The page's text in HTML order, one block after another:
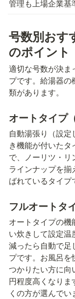
管理も上場企業基
号数別おす
のポイント
適切な号数が決ま
プです。給湯器
類があります。
オートタイプ
自動湯張り（設
き機能が付いた
で、ノーリツ・
ラインナップを
ばれているタイプ
フルオートタ
オートタイプの機
い炊きして設定
減ったら自動で足
プです。お風呂
つかりたい方に向
円程度高くなり
くの方が選んでい